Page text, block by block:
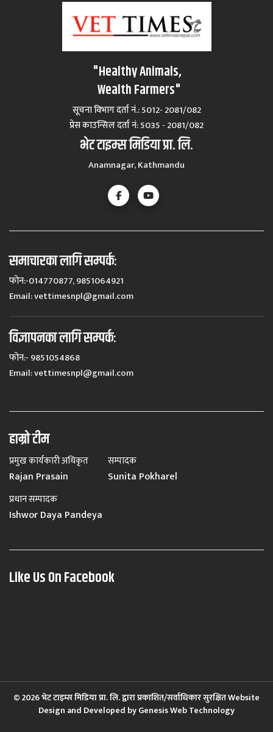
"Healthy Animals,
Wealth Farmers"
सूचना विभाग दर्ता नं.: 5012- 2081/082
प्रेस काउन्सिल दर्ता नं‍: 5035 - 2081/082
भेट टाइम्स मिडिया प्रा. लि.
Anamnagar, Kathmandu
समाचारका लागि सम्पर्कः
फोन:-014770877, 9851064921
Email:vettimesnpl@gmail.com
विज्ञापनका लागि सम्पर्कः
फोन:- 9851054868
Email:vettimesnpl@gmail.com
हाम्रो टीम
प्रमुख कार्यकारी अधिकृत
Rajan Prasain
सम्पादक
Sunita Pokharel
प्रधान सम्पादक
Ishwor Daya Pandeya
Like Us On Facebook
© 2026 भेट टाइम्स मिडिया प्रा. लि. द्वारा प्रकाशित/सर्वाधिकार सुरक्षित Website
Design and Developed byGenesis Web Technology